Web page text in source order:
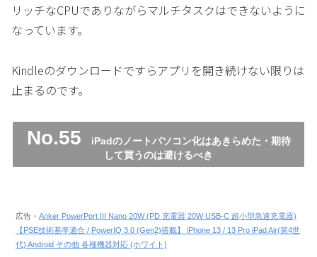
リッチなCPUでありながらマルチタスクはできないように
なっています。
Kindleのダウンロードですらアプリを開き続けない限りは
止まるのです。
No.55 iPadのノートパソコン化はあきらめた・期待
して買うのは避けるべき
広告・ Anker PowerPort III Nano 20W (PD 充電器 20W USB-C 超小型急速充電器)
【PSE技術基準適合 / PowerIQ 3.0 (Gen2)搭載】 iPhone 13 / 13 Pro iPad Air(第4世
代) Android その他 各種機器対応 (ホワイト)